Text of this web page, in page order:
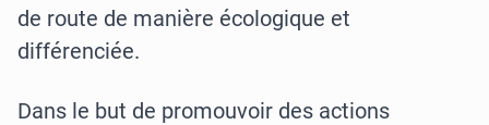
de route de manière écologique et
différenciée.
Dans le but de promouvoir des actions